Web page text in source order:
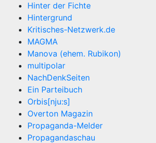
Hinter der Fichte
Hintergrund
Kritisches-Netzwerk.de
MAGMA
Manova (ehem. Rubikon)
multipolar
NachDenkSeiten
Ein Parteibuch
Orbis[nju:s]
Overton Magazin
Propaganda-Melder
Propagandaschau